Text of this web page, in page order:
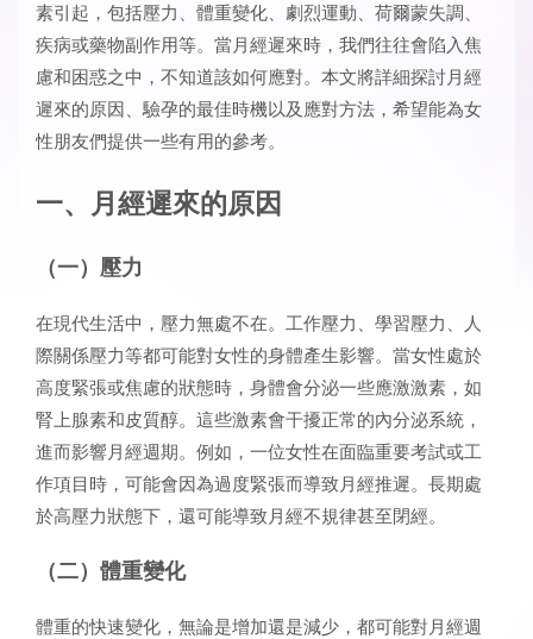
素引起，包括壓力、體重變化、劇烈運動、荷爾蒙失調、
疾病或藥物副作用等。當月經遲來時，我們往往會陷入焦
慮和困惑之中，不知道該如何應對。本文將詳細探討月經
遲來的原因、驗孕的最佳時機以及應對方法，希望能為女
性朋友們提供一些有用的參考。
一、月經遲來的原因
（一）壓力
在現代生活中，壓力無處不在。工作壓力、學習壓力、人
際關係壓力等都可能對女性的身體產生影響。當女性處於
高度緊張或焦慮的狀態時，身體會分泌一些應激激素，如
腎上腺素和皮質醇。這些激素會干擾正常的內分泌系統，
進而影響月經週期。例如，一位女性在面臨重要考試或工
作項目時，可能會因為過度緊張而導致月經推遲。長期處
於高壓力狀態下，還可能導致月經不規律甚至閉經。
（二）體重變化
體重的快速變化，無論是增加還是減少，都可能對月經週